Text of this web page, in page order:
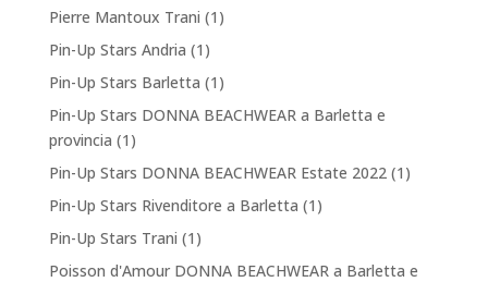
Pierre Mantoux Trani (1)
Pin-Up Stars Andria (1)
Pin-Up Stars Barletta (1)
Pin-Up Stars DONNA BEACHWEAR a Barletta e
provincia (1)
Pin-Up Stars DONNA BEACHWEAR Estate 2022(1)
Pin-Up Stars Rivenditore a Barletta (1)
Pin-Up Stars Trani (1)
Poisson d'Amour DONNA BEACHWEAR a Barletta e